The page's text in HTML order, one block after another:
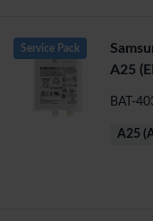
Service Pack
A25
BAT-
A25